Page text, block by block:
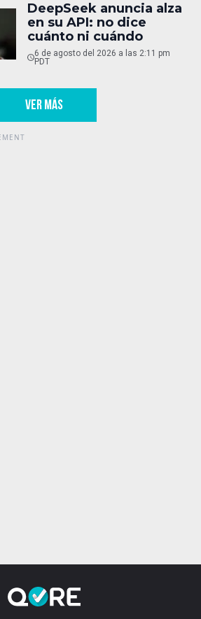
DeepSeek anuncia alza
en su API: no dice
cuánto ni cuándo
6 de agosto del 2026 a las 2:11 pm
PDT
VER MÁS